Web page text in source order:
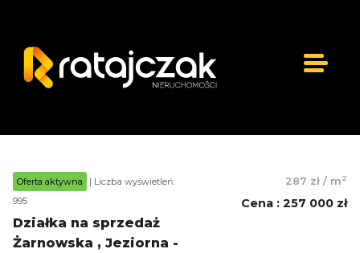
Oferta aktywna
| Liczba wyświetleń:
995
Działka na sprzedaż
Żarnowska , Jeziorna -
287 zł / m2
Cena : 257 000 zł